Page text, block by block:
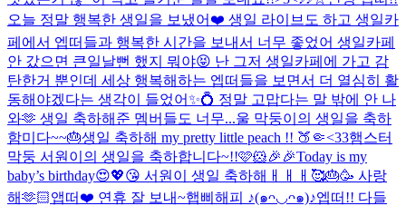
오늘 정말 행복한 생일을 보냈어❤️ 생일 라이브도 하고 생일카
페에서 엡떠들과 행복한 시간을 보내서 너무 좋었어 생일카페
안 갔으면 큰일날뻔 했지 뭐야😝 난 그저 생일카페에 가고 감
탄한거 뿐인데 세상 행복해하는 엡떠들을 보면서 더 열심히 활
동해야겠다는 생각이 들었어✨💍 정말 고맙다는 말 밖에 안 나
와🫶 생일 축하해준 멤버들도 너무...울 막둥이의 생일을 축하
함미다~~🎂생일 축하해 my pretty little peach !! 🍑🤏<33햄스터
막둥 서원이의 생일을 축하합니다~!!🩷🐹🎉🎉Today is my
baby’s birthday😍💖😘 서원이 생일 축하해ㅐㅐㅐ🥰🎂🥳 사랑
해🫶🏻앱떠❤️ 연휴 잘 보내~햅삐해피 ♪(๑ᴖ◡ᴖ๑)♪엡떠!! 다들